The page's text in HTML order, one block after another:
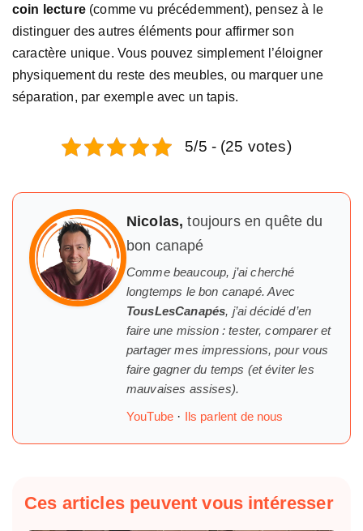
coin lecture(comme vu précédemment), pensez à le
distinguer des autres éléments pour affirmer son
caractère unique. Vous pouvez simplement l’éloigner
physiquement du reste des meubles, ou marquer une
séparation, par exemple avec un tapis.
5/5 - (25 votes)
Nicolas,toujours en quête du
bon canapé
Comme beaucoup, j’ai cherché
longtemps lebon canapé. Avec
TousLesCanapés, j’ai décidé d’en
faire une mission : tester, comparer et
partager mes impressions, pour vous
faire gagner du temps (et éviter les
mauvaises assises).
YouTube · Ils parlent de nous
Ces articles peuvent vous intéresser